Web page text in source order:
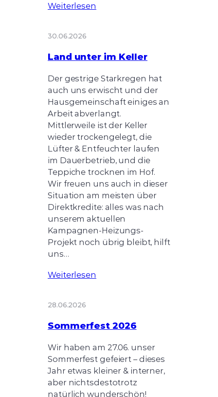
Weiterlesen
30.06.2026
Land unter im Keller
Der gestrige Starkregen hat
auch uns erwischt und der
Hausgemeinschaft einiges an
Arbeit abverlangt.
Mittlerweile ist der Keller
wieder trockengelegt, die
Lüfter & Entfeuchter laufen
im Dauerbetrieb, und die
Teppiche trocknen im Hof.
Wir freuen uns auch in dieser
Situation am meisten über
Direktkredite: alles was nach
unserem aktuellen
Kampagnen-Heizungs-
Projekt noch übrig bleibt, hilft
uns…
Weiterlesen
28.06.2026
Sommerfest 2026
Wir haben am 27.06. unser
Sommerfest gefeiert – dieses
Jahr etwas kleiner & interner,
aber nichtsdestotrotz
natürlich wunderschön!